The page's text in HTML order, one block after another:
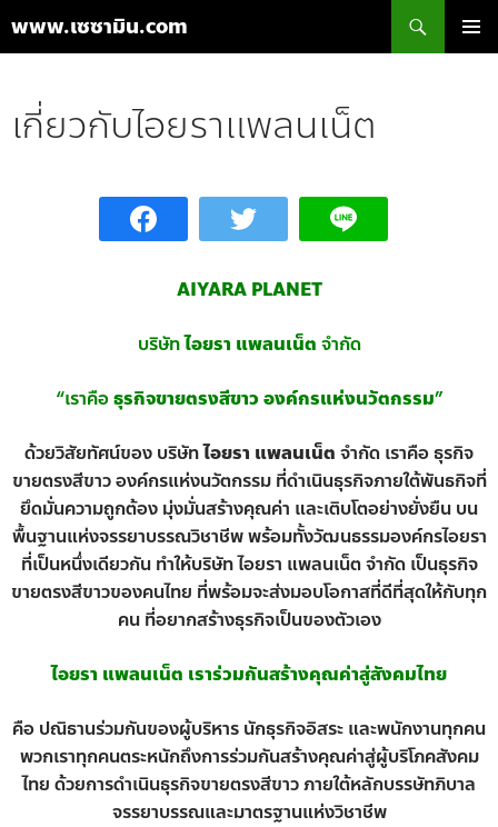
www.เซซามิน.com
เนื้อหา
เกี่ยวกับไอยราแพลนเน็ต
AIYARA PLANET
บริษัทไอยรา แพลนเน็ต จำกัด
“เราคือธุรกิจขายตรงสีขาว องค์กรแห่งนวัตกรรม”
ด้วยวิสัยทัศน์ของ บริษัทไอยรา แพลนเน็ต จำกัด เราคือ ธุรกิจ
ขายตรงสีขาว องค์กรแห่งนวัตกรรม ที่ดำเนินธุรกิจภายใต้พันธกิจที่
ยึดมั่นความถูกต้อง มุ่งมั่นสร้างคุณค่า และเติบโตอย่างยั่งยืน บน
พื้นฐานแห่งจรรยาบรรณวิชาชีพ พร้อมทั้งวัฒนธรรมองค์กรไอยรา
ที่เป็นหนึ่งเดียวกัน ทำให้บริษัท ไอยรา แพลนเน็ต จำกัด เป็นธุรกิจ
ขายตรงสีขาวของคนไทย ที่พร้อมจะส่งมอบโอกาสที่ดีที่สุดให้กับทุก
คน ที่อยากสร้างธุรกิจเป็นของตัวเอง
ไอยรา แพลนเน็ต เราร่วมกันสร้างคุณค่าสู่สังคมไทย
คือ ปณิธานร่วมกันของผู้บริหาร นักธุรกิจอิสระ และพนักงานทุกคน
พวกเราทุกคนตระหนักถึงการร่วมกันสร้างคุณค่าสู่ผู้บริโภคสังคม
ไทย ด้วยการดำเนินธุรกิจขายตรงสีขาว ภายใต้หลักบรรษัทภิบาล
จรรยาบรรณและมาตรฐานแห่งวิชาชีพ